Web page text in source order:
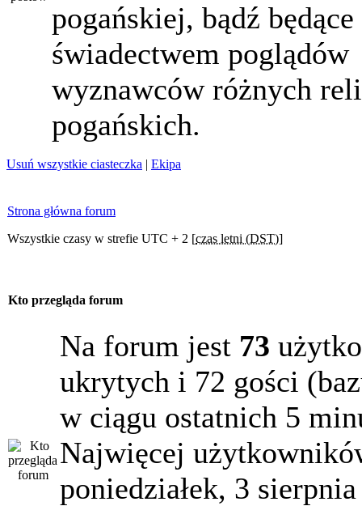
pogańskiej, bądź będące
świadectwem poglądów
wyznawców różnych
pogańskich.
Usuń wszystkie ciasteczka | Ekipa
Strona główna forum
Wszystkie czasy w strefie UTC + 2 [czas letni (DST)]
Kto przegląda forum
Na forum jest 73
ukrytych i 72 gości
w ciągu ostatnich 5
Najwięcej
poniedziałek, 3